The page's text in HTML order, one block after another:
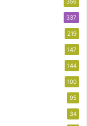
356
337
219
147
144
100
95
34